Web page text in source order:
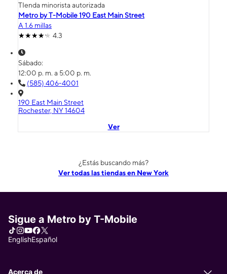
TIenda minorista autorizada
Metro by T-Mobile 190 East Main Street
A 1.6 millas
4.3
Sábado:
12:00 p. m. a 5:00 p. m.
(585) 406-4001
190 East Main Street
Rochester, NY 14604
Ver
¿Estás buscando más?
Ver todas las tiendas en New York